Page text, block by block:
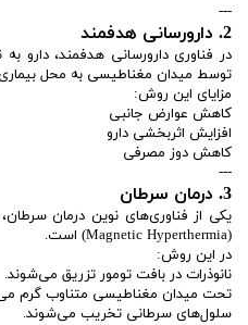
---
2. دارورسانی هدفمند
در فناوری دارورسانی هدفمند، دارو
توسط میدان مغناطیسی به محل
مزایای این روش:
کاهش عوارض جانبی
افزایش اثربخشی دارو
کاهش دوز مصرفی
---
3. درمان سرطان
یکی از فناوری‌های نوین درمان
(Magnetic Hyperthermia) است.
در این روش:
نانوذرات در بافت تومور تزریق می‌شوند.
تحت میدان مغناطیسی متناوب گرم
سلول‌های سرطانی تخریب می‌شوند.